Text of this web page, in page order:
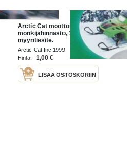
Arctic Cat moottorikelkka- ja
mönkijähinnasto, 1999. Hinnasto,
myyntiesite.
Arctic Cat Inc 1999
Hinta:
1,00 €
LISÄÄ OSTOSKORIIN